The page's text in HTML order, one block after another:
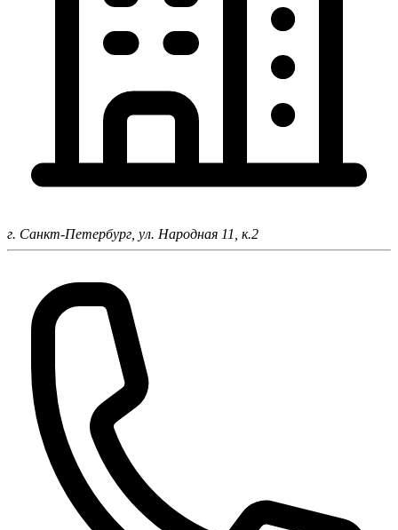
г. Санкт-Петербург, ул. Народная 11, к.2